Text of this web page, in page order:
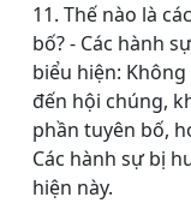
11. Thế nào là
bố? - Các hành
biểu hiện:
đến hội chúng,
phần tuyên bố,
Các hành sự bị
hiện này.